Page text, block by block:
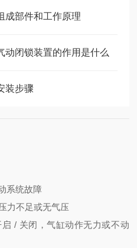
成部件和工作原理
动闭锁装置的作用是什么
装步骤
系统故障
力不足或无气压
启 / 关闭，气缸动作无力或不动